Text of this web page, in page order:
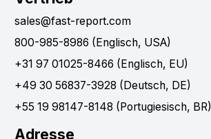
sales@fast-report.com
800-985-8986 (Englisch, USA)
+31 97 01025-8466 (Englisch, EU)
+49 30 56837-3928 (Deutsch, DE)
+55 19 98147-8148 (Portugiesisch, BR)
Adresse